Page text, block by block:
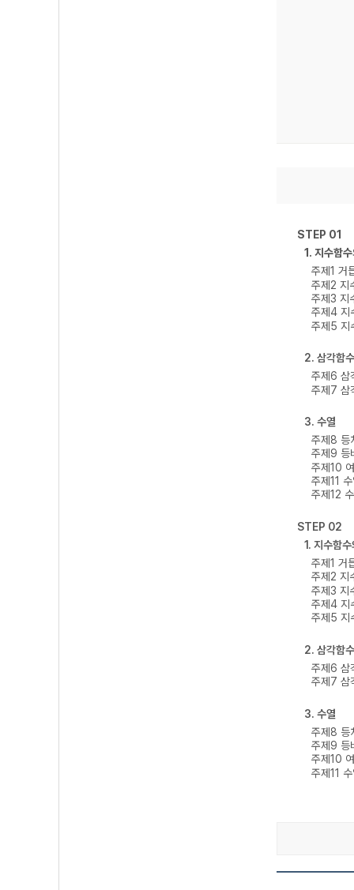
STEP 01
1. 지수함
주제1 거
주제2 지
주제3 지
주제4 지
주제5 지
2. 삼각함수
주제6 삼
주제7 삼
3. 수열
주제8 등
주제9 등
주제10
주제11
주제12
STEP 02
1. 지수함
주제1 거
주제2 지
주제3 지
주제4 지
주제5 지
2. 삼각함수
주제6 삼
주제7 삼
3. 수열
주제8 등
주제9 등
주제10
주제11